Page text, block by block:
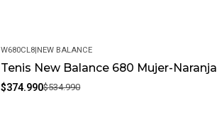
-30%
W680CL8|NEW BALANCE
Tenis New Balance 680 Mujer-Naranja
$374.990$534.990